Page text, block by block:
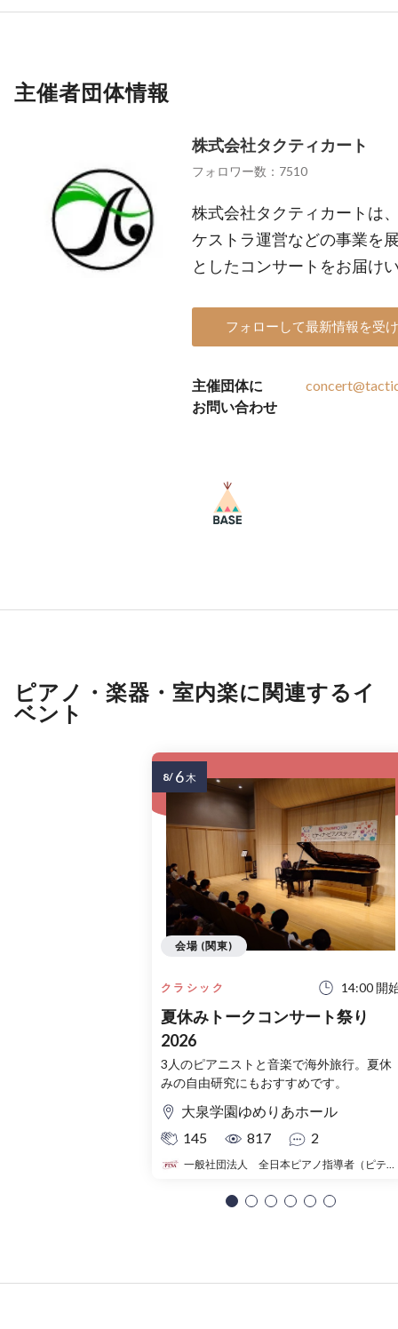
主催者団体情報
株式会社タクティカート
フォロワー数：7510
株式会社タクティカートは
ケストラ運営などの事業を
としたコンサートをお届け
フォローして最新情報を受
主催団体に
お問い合わせ
ピアノ・楽器・室内楽に関連するイ
ベント
クラシック 14:00 開
夏休みトークコンサート祭り
2026
3人のピアニストと音楽で海外旅行。夏休
みの自由研究にもおすすめです。
大泉学園ゆめりあホール
145
817 2
一般社団法人 全日本ピアノ指導者（ピティナ）
会場 (関東)
8/ 6 木